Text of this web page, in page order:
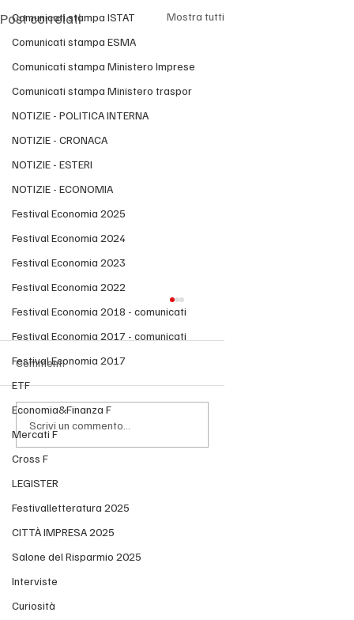
Comunicati stampa ISTAT
Comunicati stampa ESMA
Comunicati stampa Ministero Imprese
Comunicati stampa Ministero traspor
NOTIZIE - POLITICA INTERNA
NOTIZIE - CRONACA
NOTIZIE - ESTERI
NOTIZIE - ECONOMIA
Festival Economia 2025
Festival Economia 2024
Festival Economia 2023
Festival Economia 2022
Festival Economia 2018 - comunicati
Festival Economia 2017 - comunicati
Festival Economia 2017
ETF
Economia&Finanza F
Mercati F
Cross F
LEGISTER
Festivalletteratura 2025
CITTÀ IMPRESA 2025
Salone del Risparmio 2025
Interviste
Curiosità
Post correlati Mostra tutti
Società estinta, il credito controverso passa
ai soci
Commenti
Scrivi un commento...